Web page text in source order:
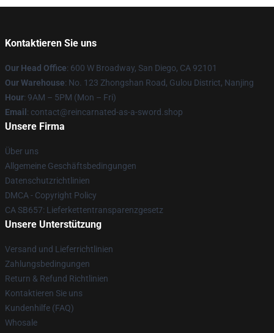
Kontaktieren Sie uns
Our Head Office: 600 W Broadway, San Diego, CA 92101
Our Warehouse: No. 123 Zhongshan Road, Gulou District, Nanjing
Hour: 9AM – 5PM (Mon – Fri)
Email : contact@reincarnated-as-a-sword.shop
Unsere Firma
Über uns
Allgemeine Geschäftsbedingungen
Datenschutzrichtlinien
DMCA - Copyright Policy
CA SB657: Lieferkettentransparenzgesetz
Unsere Unterstützung
Versand und Lieferrichtlinien
Zahlungsbedingungen
Return & Refund Richtlinien
Kontaktieren Sie uns
Kundenhilfe (FAQ)
Whosale